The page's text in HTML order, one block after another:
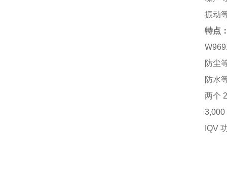
振动
特点
防尘
防水
两个
3,000
IQV